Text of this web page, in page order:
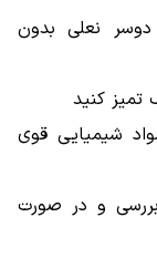
نعلی بدون
تمیز کنید
شیمیایی قوی
و در صورت